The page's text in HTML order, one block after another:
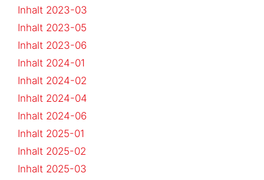
Inhalt 2023-03
Inhalt 2023-05
Inhalt 2023-06
Inhalt 2024-01
Inhalt 2024-02
Inhalt 2024-04
Inhalt 2024-06
Inhalt 2025-01
Inhalt 2025-02
Inhalt 2025-03